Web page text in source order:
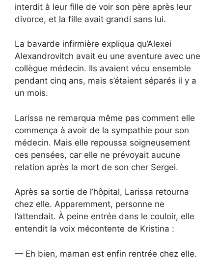
interdit à leur fille de voir son père après leur
divorce, et la fille avait grandi sans lui.
La bavarde infirmière expliqua qu’Alexei
Alexandrovitch avait eu une aventure avec une
collègue médecin. Ils avaient vécu ensemble
pendant cinq ans, mais s’étaient séparés il y a
un mois.
Larissa ne remarqua même pas comment elle
commença à avoir de la sympathie pour son
médecin. Mais elle repoussa soigneusement
ces pensées, car elle ne prévoyait aucune
relation après la mort de son cher Sergei.
Après sa sortie de l’hôpital, Larissa retourna
chez elle. Apparemment, personne ne
l’attendait. À peine entrée dans le couloir, elle
entendit la voix mécontente de Kristina :
— Eh bien, maman est enfin rentrée chez elle.